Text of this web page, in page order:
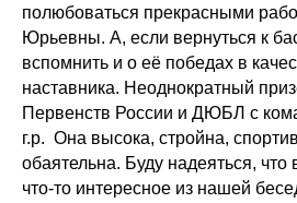
полюбоваться прекрасными
Юрьевны. А, если вернуться к
вспомнить и о её победах в
наставника. Неоднократный
Первенств России и ДЮБЛ с
г.р. Она высока, стройна,
обаятельна. Буду надеяться,
что-то интересное из нашей